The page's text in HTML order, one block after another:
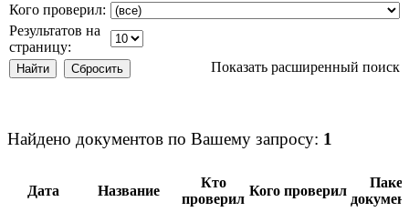
Кого проверил:
Результатов на
страницу:
Показать расширенный поиск
Найдено документов по Вашему запросу: 1
Дата Название
Кто
проверил
Кого проверил
Пакет